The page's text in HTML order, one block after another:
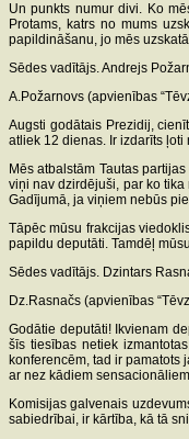
Un punkts numur divi. Ko
Protams, katrs no mums
papildināšanu, jo mēs
Sēdes vadītājs. Andrejs
A.Požarnovs (apvienības
Augsti godātais Prezidij,
atliek 12 dienas. Ir izdarīts
Mēs atbalstām Tautas
viņi nav dzirdējuši, par ko
Gadījumā, ja viņiem nebūs
Tāpēc mūsu frakcijas
papildu deputāti. Tamdēļ
Sēdes vadītājs. Dzintars
Dz.Rasnačs (apvienības
Godātie deputāti! Ikvienam
šīs tiesības netiek
konferencēm, tad ir
ar nez kādiem
Komisijas galvenais
sabiedrībai, ir kārtība, kā tā